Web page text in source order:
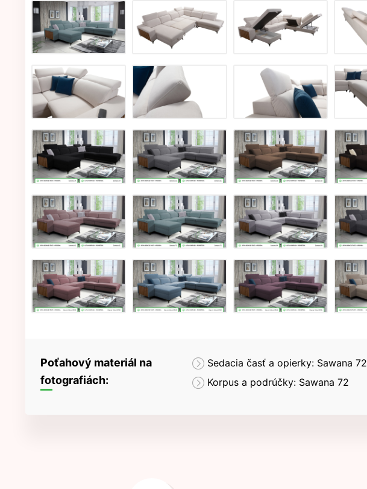
Poťahový materiál na
fotografiách:
Sedacia časť a opierky: Sawana 72
Korpus a podrúčky: Sawana 72